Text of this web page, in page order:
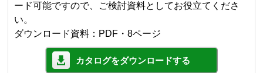
ード可能ですので、ご検討資料としてお役立てくださ
い。
ダウンロード資料：PDF・8ページ
カタログをダウンロードする